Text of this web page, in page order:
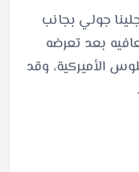
جولي بجانب
بعد تعرضه
الأميركية، وقد